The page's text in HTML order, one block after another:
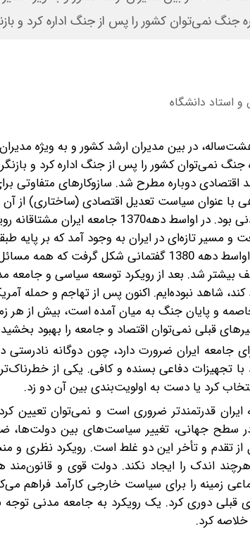
جنگ نمی‌توان کشور را پس از جنگ اداره کرد و
استاد دانشگاه
در بین مدیران ارشد کشور و به ویژه
جنگ نمی‌توان کشور را پس از جنگ اداره کرد و
اقتصادی دوباره مطرح شد. ساز‌و‌کارهای متفاوتی
با عنوان سیاست تعدیل اقتصادی (ساختاری) از
بود.
در اواسط دهه1370 جامعه
و مسیر تازه‌ای در ایران به وجود آمد که بر پایه
عدالت توجه نداشت. از اواسط دهه 1380 گفتمانی
شاهد نبوده‌ایم. اکنون پس از تهاجم و حمله
و پایان جنگ به میان آمده است، بیش از هر
قبلی نمی‌توان اقتصاد و جامعه را بهبود
جامعه ایران ضرورت دارد، چون دوگانه‌
تجهیزات دفاعی بسنده و کافی. یکی از
کرد یا دست به اولویت‌بندی بین آن‌ دو زد.
ایران قدرتمند‌تر ضروری است و نمی‌توان تعیین
سطح جهانی، تغییر سیاست‌های بین دولت‌ها،
از تقدم و تأخر این‌ دو غلط است. رویکرد نظری و
اندک را ایجاد نکند. دولت قوی و قانون‌مند
زمینه را برای سیاست خارجی کارآمد فراهم
قبلی دوری کرد. یک رویکرد به جامعه مدنی
خلاصه کرد.